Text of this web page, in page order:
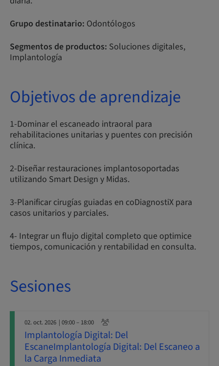
Grupo destinatario: Odontólogos
Segmentos de productos: Soluciones digitales,
Implantología
Objetivos de aprendizaje
1-Dominar el escaneado intraoral para
rehabilitaciones unitarias y puentes con precisión
clínica.
2-Diseñar restauraciones implantosoportadas
utilizando Smart Design y Midas.
3-Planificar cirugías guiadas en coDiagnostiX para
casos unitarios y parciales.
4- Integrar un flujo digital completo que optimice
tiempos, comunicación y rentabilidad en consulta.
Sesiones
02. oct. 2026 | 09:00 – 18:00
Implantología Digital: Del
EscaneImplantología Digital: Del Escaneo a
la Carga Inmediata